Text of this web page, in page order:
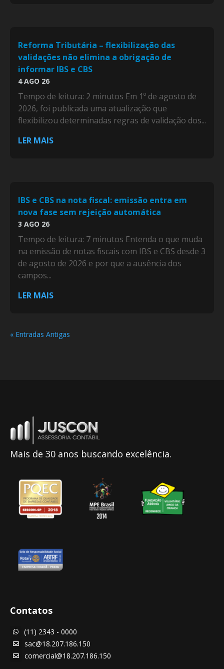
Reforma Tributária – flexibilização das
validações não elimina a obrigação de
informar IBS e CBS
4 AGO 26
Tempo de leitura: 2 minutos Em 1º de agosto de
2026, foi publicada uma atualização que
flexibilizou determinadas regras de validação dos...
LER MAIS
IBS e CBS na nota fiscal: emissão entra em
nova fase sem rejeição automática
3 AGO 26
Tempo de leitura: 7 minutos Entenda o que muda
na emissão de notas fiscais com IBS e CBS desde 3
de agosto de 2026 e por que a ausência dos
campos...
LER MAIS
« Entradas Antigas
Mais de 30 anos buscando excelência.
Contatos
 (11) 2343 - 0000
 sac@18.207.186.150
 comercial@18.207.186.150